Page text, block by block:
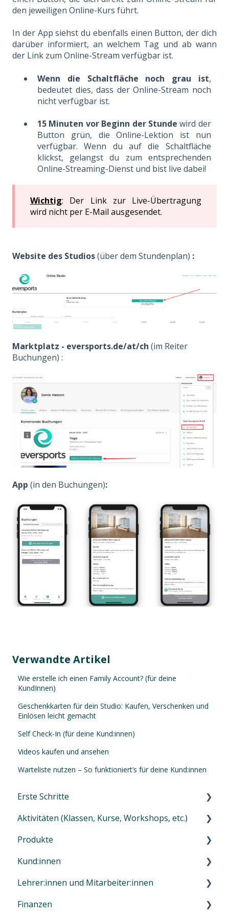
den jeweiligen Online-Kurs führt.
In der App siehst du ebenfalls einen Button, der dich
darüber informiert, an welchem Tag und ab wann
der Link zum Online-Stream verfügbar ist.
Wenn die Schaltfläche noch grau ist,
bedeutet dies, dass der Online-Stream noch
nicht verfügbar ist.
15 Minuten vor Beginn der Stunde wird der
Button grün, die Online-Lektion ist nun
verfügbar. Wenn du auf die Schaltfläche
klickst, gelangst du zum entsprechenden
Online-Streaming-Dienst und bist live dabei!
Wichtig: Der Link zur Live-Übertragung
wird nicht per E-Mail ausgesendet.
Website des Studios(über dem Stundenplan) :
Marktplatz - eversports.de/at/ch (im Reiter
Buchungen) :
App (in den Buchungen):
Verwandte Artikel
Wie erstelle ich einen Family Account? (für deine
KundInnen)
Geschenkkarten für dein Studio: Kaufen, Verschenken und
Einlösen leicht gemacht
Self Check-In (für deine Kund:innen)
Videos kaufen und ansehen
Warteliste nutzen – So funktioniert’s für deine Kund:innen
Erste Schritte
Erste Schritte in Eversports Manager
Navigation im Eversports Manager
Multi-Faktor-Authentifizierung (MFA)
Eversports Manager auf dem Handy
Erste Schritte für deine Kunden
Aktivitäten (Klassen, Kurse, Workshops, etc.)
Einführung zu den Aktivitäten
Aktivitätstyp 1: Klassen und Trainings
Aktivitätstyp 2: Kurse / Camps / Events / usw
Aktivitätstyp 3: Privatstunden
Produkte
Einführung Produktverwaltung
Services: Block- und Zeitkarten
Memberships (Verträge)
Kund:innen
Einführung Kundenverwaltung
Kunden anlegen und einladen
Lehrer:innen und Mitarbeiter:innen
Lehrer, Trainer und Mitarbeiter erstellen
Finanzen